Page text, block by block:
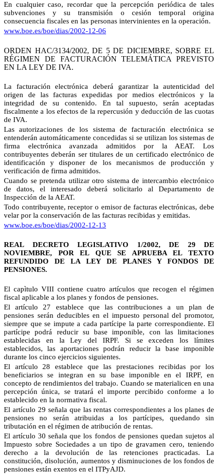
En cualquier caso, recordar que la percepción periódica de tales
subvenciones y su transmisión o cesión temporal origina
consecuencia fiscales en las personas intervinientes en la operación.
www.boe.es/boe/dias/2002-12-06
ORDEN HAC/3134/2002, DE 5 DE DICIEMBRE, SOBRE EL
RÉGIMEN DE FACTURACIÓN TELEMÁTICA PREVISTO
EN LA LEY DE IVA.
La facturación electrónica deberá garantizar la autenticidad del
origen de las facturas expedidas por medios electrónicos y la
integridad de su contenido. En tal supuesto, serán aceptadas
fiscalmente a los efectos de la repercusión y deducción de las cuotas
de IVA.
Las autorizaciones de los sistema de facturación electrónica se
entenderán automáticamente concedidas si se utilizan los sistemas de
firma electrónica avanzada admitidos por la AEAT. Los
contribuyentes deberán ser titulares de un certificado electrónico de
identificación y disponer de los mecanismos de producción y
verificación de firma admitidos.
Cuando se pretenda utilizar otro sistema de intercambio electrónico
de datos, el interesado deberá solicitarlo al Departamento de
Inspección de la AEAT.
Todo contribuyente, receptor o emisor de facturas electrónicas, debe
velar por la conservación de las facturas recibidas y emitidas.
www.boe.es/boe/dias/2002-12-13
REAL DECRETO LEGISLATIVO 1/2002, DE 29 DE
NOVIEMBRE, POR EL QUE SE APRUEBA EL TEXTO
REFUNDIDO DE LA LEY DE PLANES Y FONDOS DE
PENSIONES.
El capìtulo VIII contiene cuatro artículos que recogen el régimen
fiscal aplicable a los planes y fondos de pensiones.
El artículo 27 establece que las contribuciones a un plan de
pensiones serán deducibles en el impuesto personal del promotor,
siempre que se impute a cada partícipe la parte correspondiente. El
partícipe podrá reducir su base imponible, con las limitaciones
establecidas en la Ley del IRPF. Si se exceden los límites
establecidos, las aportaciones podrán reducir la base imponible
durante los cinco ejercicios siguientes.
El artículo 28 establece que las prestaciones recibidas por los
beneficiarios se integran en su base imponible en el IRPF, en
concepto de rendimientos del trabajo. Cuando se materialicen en una
percepción única, se tratará el importe percibido conforme a lo
establecido en la normativa fiscal.
El artículo 29 señala que las rentas correspondientes a los planes de
pensiones no serán atribuidas a los partícipes, quedando sin
tributación en el régimen de atribución de rentas.
El artículo 30 señala que los fondos de pensiones quedan sujetos al
Impuesto sobre Sociedades a un tipo de gravamen cero, teniendo
derecho a la devolución de las retenciones practicadas. La
constitución, disolución, aumentos y disminuciones de los fondos de
pensiones están exentos en el ITPyAJD.